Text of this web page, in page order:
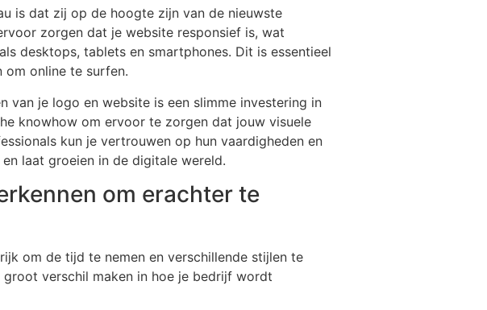
is dat zij op de hoogte zijn van de nieuwste
zorgen dat je website responsief is, wat
desktops, tablets en smartphones. Dit is essentieel
om online te surfen.
van je logo en website is een slimme investering in
knowhow om ervoor te zorgen dat jouw visuele
kun je vertrouwen op hun vaardigheden en
laat groeien in de digitale wereld.
om erachter te
om de tijd te nemen en verschillende stijlen te
verschil maken in hoe je bedrijf wordt